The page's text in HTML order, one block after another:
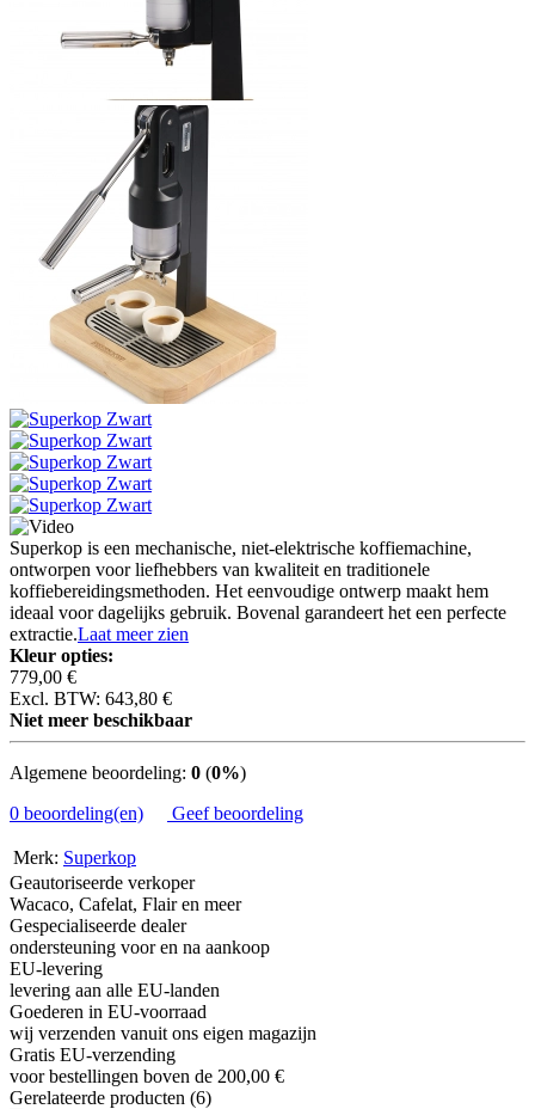
Superkop is een mechanische, niet-elektrische koffiemachine,
ontworpen voor liefhebbers van kwaliteit en traditionele
koffiebereidingsmethoden. Het eenvoudige ontwerp maakt hem
ideaal voor dagelijks gebruik. Bovenal garandeert het een perfecte
extractie.Laat meer zien
Kleur opties:
779,00 €
Excl. BTW: 643,80 €
Niet meer beschikbaar
Algemene beoordeling: 0 (0%)
0 beoordeling(en)
Geef beoordeling
Merk: Superkop
Geautoriseerde verkoper
Wacaco, Cafelat, Flair en meer
Gespecialiseerde dealer
ondersteuning voor en na aankoop
EU-levering
levering aan alle EU-landen
Goederen in EU-voorraad
wij verzenden vanuit ons eigen magazijn
Gratis EU-verzending
voor bestellingen boven de 200,00 €
Gerelateerde producten (6)